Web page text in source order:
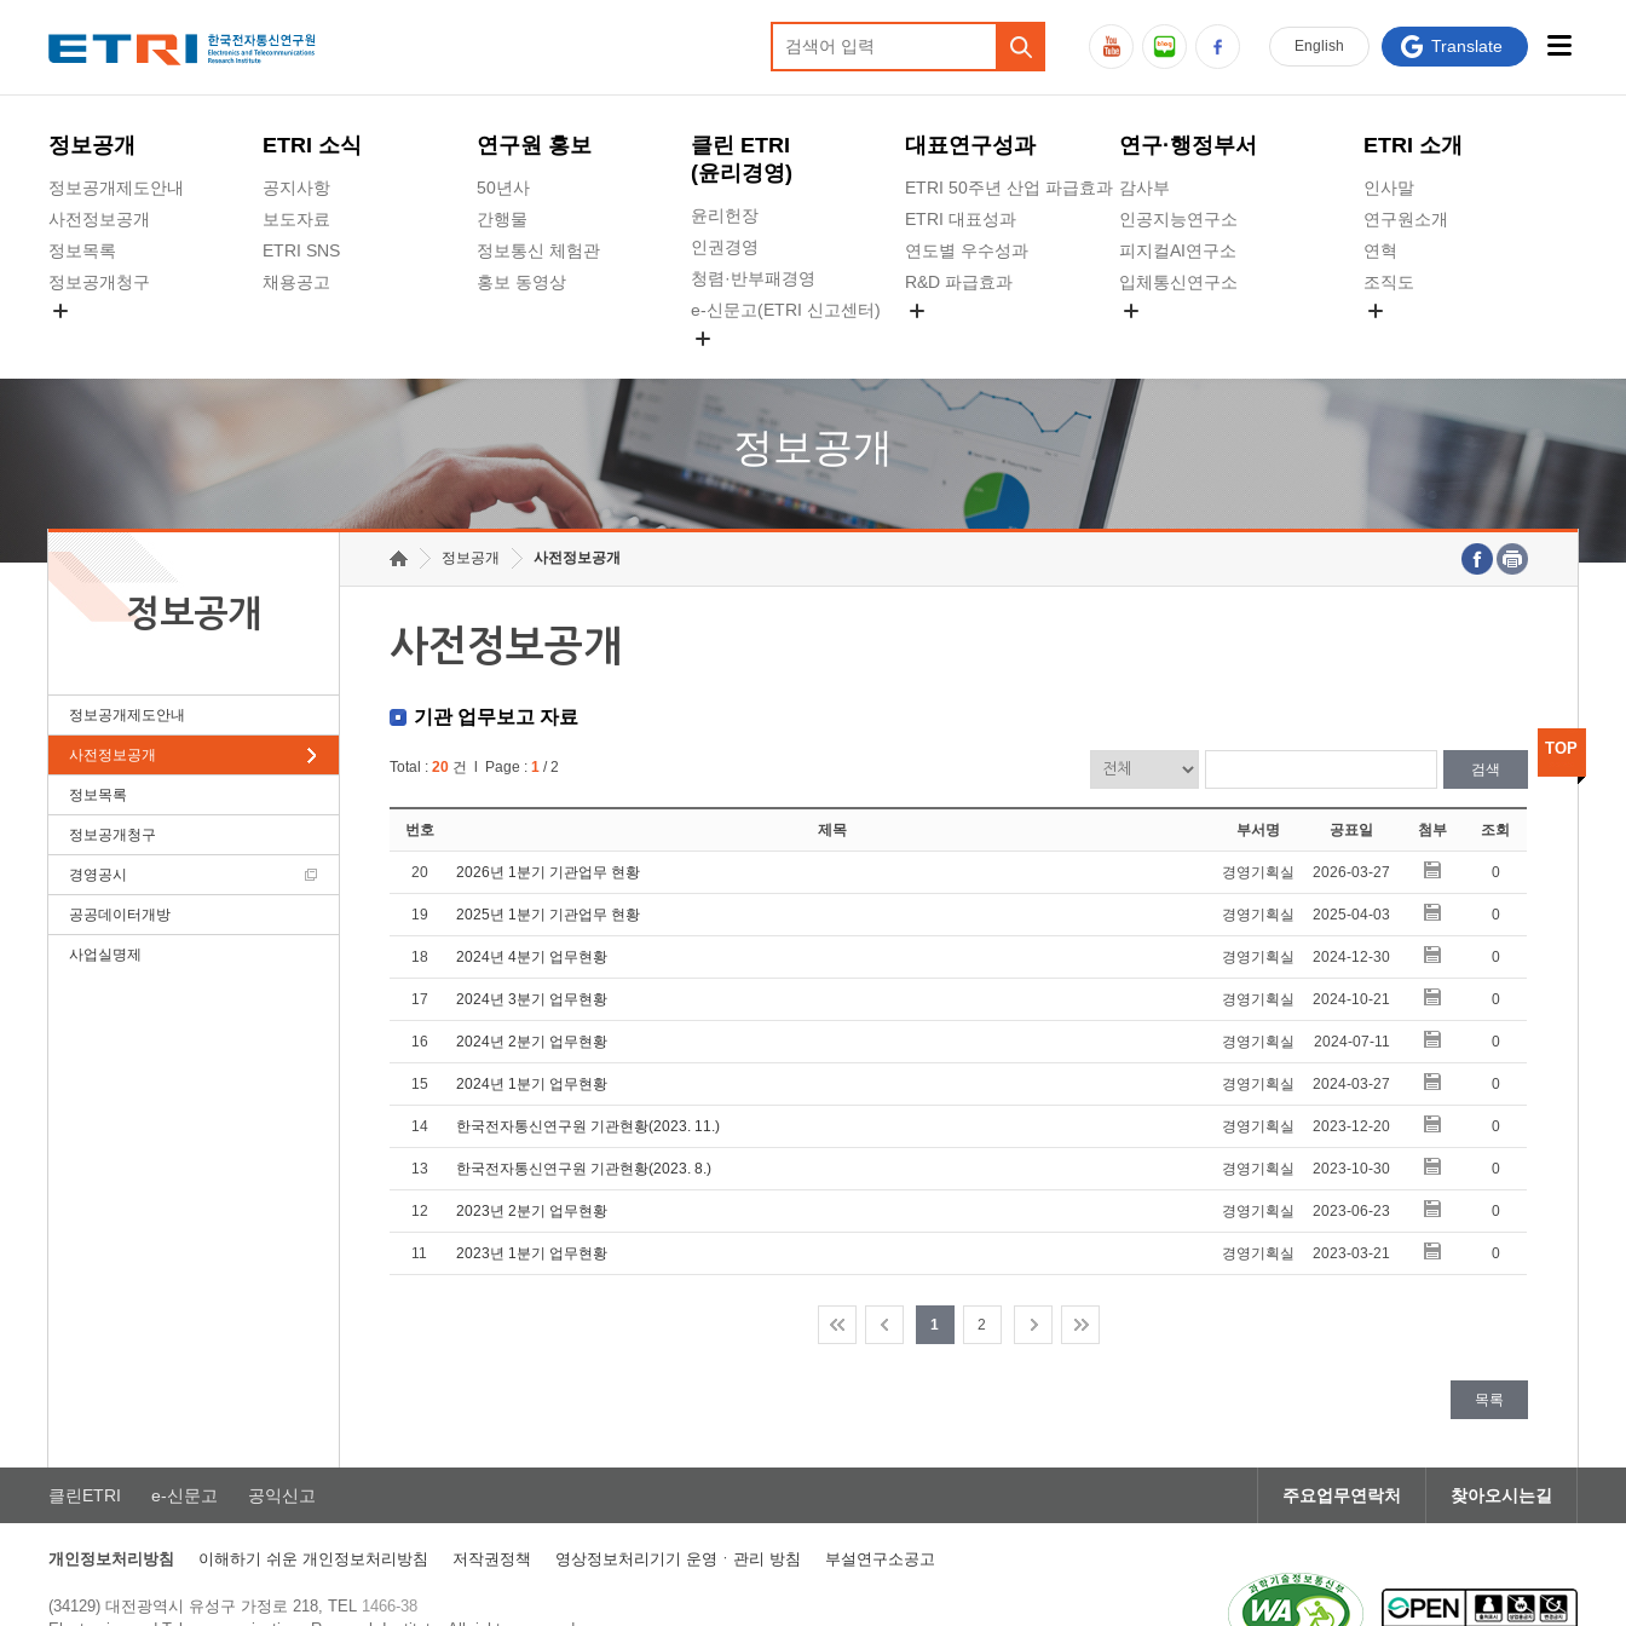
정보공개
정보공개제도안내
사전정보공개
정보목록
정보공개청구
ETRI 소식
공지사항
보도자료
ETRI SNS
채용공고
연구원 홍보
50년사
간행물
정보통신 체험관
홍보 동영상
클린 ETRI
(윤리경영)
윤리헌장
인권경영
청렴·반부패경영
e-신문고(ETRI 신고센터)
청렴포털 신고
고객의소리
수의계약 현황
부패징계 현황
감사결과공개
대표연구성과
ETRI 50주년 산업 파급효과
ETRI 대표성과
연도별 우수성과
R&D 파급효과
연구·행정부서
감사부
인공지능연구소
피지컬AI연구소
입체통신연구소
ICT전략연구소
인공지능안전연구소
우주항공반도체전략연구단
대경권연구본부
호남권연구본부
기획본부
ETRI 소개
인사말
연구원소개
연혁
조직도
연구원 고객헌장
ETRI CI
찾아오시는길
English Translate
정보공개
정보공개
정보공개제도안내
사전정보공개
정보목록
정보공개청구
경영공시
공공데이터개방
사업실명제
정보공개 사전정보공개
사전정보공개
기관 업무보고 자료
Total :20 건 l Page :1 / 2 검색
번호 제목 부서명 공표일 첨부 조회
20 2026년 1분기 기관업무 현황 경영기획실 2026-03-27 0
19 2025년 1분기 기관업무 현황 경영기획실 2025-04-03 0
18 2024년 4분기 업무현황 경영기획실 2024-12-30 0
17 2024년 3분기 업무현황 경영기획실 2024-10-21 0
16 2024년 2분기 업무현황 경영기획실 2024-07-11 0
15 2024년 1분기 업무현황 경영기획실 2024-03-27 0
14 한국전자통신연구원 기관현황(2023. 11.) 경영기획실 2023-12-20 0
13 한국전자통신연구원 기관현황(2023. 8.) 경영기획실 2023-10-30 0
12 2023년 2분기 업무현황 경영기획실 2023-06-23 0
11 2023년 1분기 업무현황 경영기획실 2023-03-21 0
1 2
목록
TOP
클린ETRI e-신문고 공익신고 주요업무연락처 찾아오시는길
개인정보처리방침 이해하기 쉬운 개인정보처리방침 저작권정책 영상정보처리기기 운영ㆍ관리 방침 부설연구소공고
(34129) 대전광역시 유성구 가정로 218, TEL 1466-38